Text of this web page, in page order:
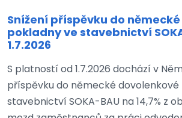
Snížení příspěvku do
pokladny ve stavebnictví
1.7.2026
S platností od 1.7.2026 dochází v
příspěvku do německé dovolenkové
stavebnictví SOKA-BAU na 14,7% z